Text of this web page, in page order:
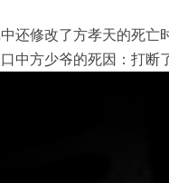
还修改了方孝天的死亡
中方少爷的死因：打断